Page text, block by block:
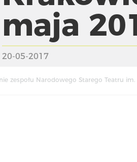
maja
20-05-2017
zespołu Narodowego Starego Teatru